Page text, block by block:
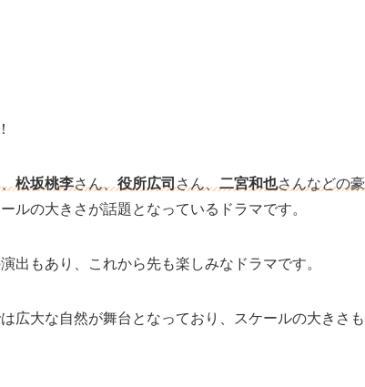
！
松坂桃李さん、役所広司さん、二宮和也さんなどの豪
ルの大きさが話題となっているドラマです。
出もあり、これから先も楽しみなドラマです。
広大な自然が舞台となっており、スケールの大きさも